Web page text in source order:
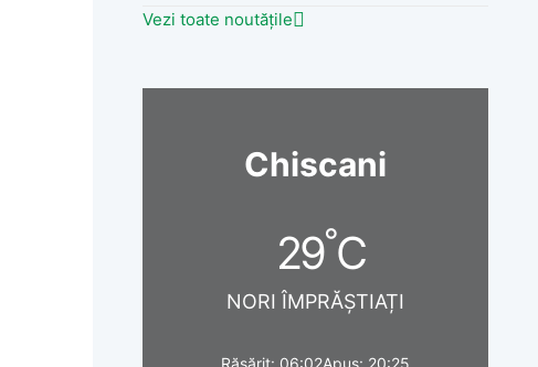
Vezi toate noutățile
Chiscani
29°C
NORI ÎMPRĂȘTIAȚI
Răsărit: 06:02Apus: 20:25